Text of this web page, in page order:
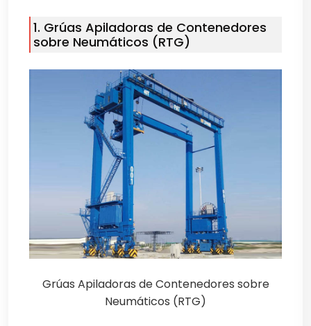
1. Grúas Apiladoras de Contenedores
sobre Neumáticos (RTG)
Grúas Apiladoras de Contenedores sobre
Neumáticos (RTG)